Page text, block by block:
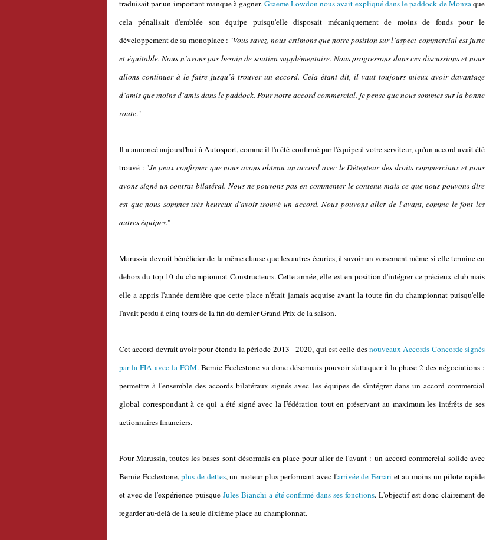
traduisait par un important manque à gagner. Graeme Lowdon nous avait expliqué dans le paddock de Monzaque
cela pénalisait d'emblée son équipe puisqu'elle disposait mécaniquement de moins de fonds pour le
développement de sa monoplace : "Vous savez, nous estimons que notre position sur l’aspect commercial est juste
et équitable. Nous n’avons pas besoin de soutien supplémentaire. Nous progressons dans ces discussions et nous
allons continuer à le faire jusqu’à trouver un accord. Cela étant dit, il vaut toujours mieux avoir davantage
d’amis que moins d’amis dans le paddock. Pour notre accord commercial, je pense que nous sommes sur la bonne
route."
Il a annoncé aujourd'hui à Autosport, comme il l'a été confirmé par l'équipe à votre serviteur, qu'un accord avait été
trouvé : "Je peux confirmer que nous avons obtenu un accord avec le Détenteur des droits commerciaux et nous
avons signé un contrat bilatéral. Nous ne pouvons pas en commenter le contenu mais ce que nous pouvons dire
est que nous sommes très heureux d'avoir trouvé un accord. Nous pouvons aller de l'avant, comme le font les
autres équipes."
Marussia devrait bénéficier de la même clause que les autres écuries, à savoir un versement même si elle termine en
dehors du top 10 du championnat Constructeurs. Cette année, elle est en position d'intégrer ce précieux club mais
elle a appris l'année dernière que cette place n'était jamais acquise avant la toute fin du championnat puisqu'elle
l'avait perdu à cinq tours de la fin du dernier Grand Prix de la saison.
Cet accord devrait avoir pour étendu la période 2013 - 2020, qui est celle desnouveaux Accords Concorde signés
par la FIA avec la FOM. Bernie Ecclestone va donc désormais pouvoir s'attaquer à la phase 2 des négociations :
permettre à l'ensemble des accords bilatéraux signés avec les équipes de s'intégrer dans un accord commercial
global correspondant à ce qui a été signé avec la Fédération tout en préservant au maximum les intérêts de ses
actionnaires financiers.
Pour Marussia, toutes les bases sont désormais en place pour aller de l'avant : un accord commercial solide avec
Bernie Ecclestone,plus de dettes, un moteur plus performant avec l'arrivée de Ferrari et au moins un pilote rapide
et avec de l'expérience puisque Jules Bianchi a été confirmé dans ses fonctions. L'objectif est donc clairement de
regarder au-delà de la seule dixième place au championnat.